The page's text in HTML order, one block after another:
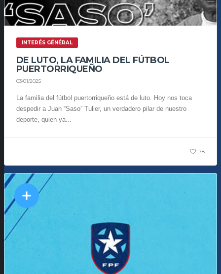
INTERÉS GÉNÉRAL
DE LUTO, LA FAMILIA DEL FÚTBOL
PUERTORRIQUEÑO
03/01/2025
La familia del fútbol puertorriqueño está de luto. Hoy nos toca
despedir a Juan “Saso” Tulier, un verdadero pilar de nuestro
deporte, quien ya...
78